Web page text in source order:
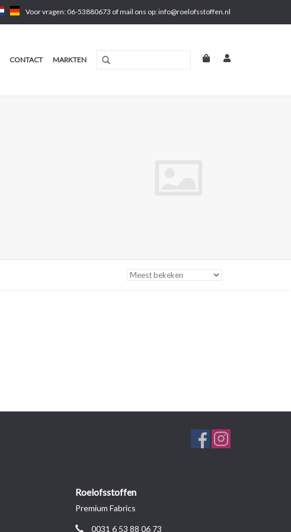
Voor vragen: 06-53880673 of mail ons op:info@roelofsstoffen.nl
CONTACT MARKTEN
Roelofsstoffen
Premium Fabrics
0031 6 53 88 06 73